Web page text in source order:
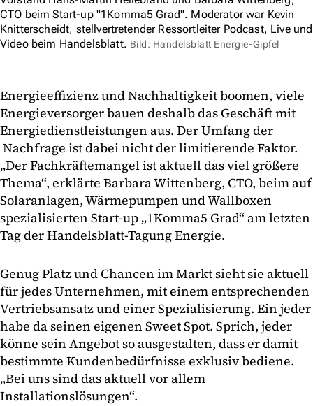
CTO beim Start-up "1Komma5 Grad". Moderator war Kevin
Knitterscheidt, stellvertretender Ressortleiter Podcast, Live und
Video beim Handelsblatt. Bild: Handelsblatt Energie-Gipfel
Energieeffizienz und Nachhaltigkeit boomen, viele
Energieversorger bauen deshalb das Geschäft mit
Energiedienstleistungen aus. Der Umfang der
Nachfrage ist dabei nicht der limitierende Faktor.
„Der Fachkräftemangel ist aktuell das viel größere
Thema“, erklärte Barbara Wittenberg, CTO, beim auf
Solaranlagen, Wärmepumpen und Wallboxen
spezialisierten Start-up „1Komma5 Grad“ am letzten
Tag der Handelsblatt-Tagung Energie.
Genug Platz und Chancen im Markt sieht sie aktuell
für jedes Unternehmen, mit einem entsprechenden
Vertriebsansatz und einer Spezialisierung. Ein jeder
habe da seinen eigenen Sweet Spot. Sprich, jeder
könne sein Angebot so ausgestalten, dass er damit
bestimmte Kundenbedürfnisse exklusiv bediene.
„Bei uns sind das aktuell vor allem
Installationslösungen“.